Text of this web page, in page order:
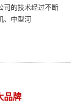
司的技术经过不断
、中型河
品牌